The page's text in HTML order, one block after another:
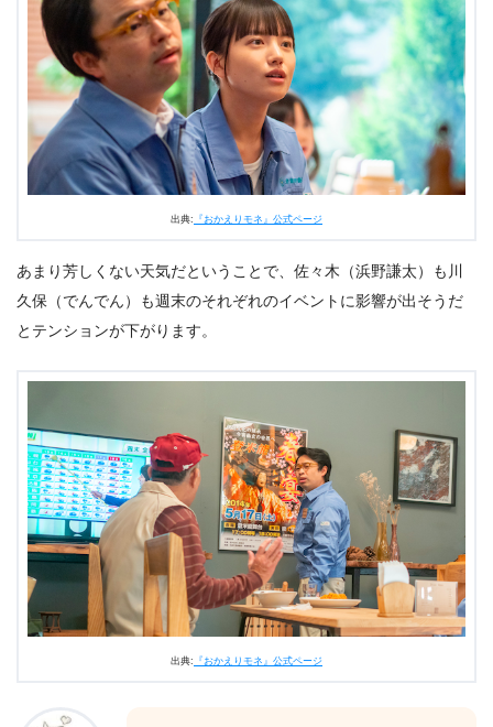
出典: 『おかえりモネ』公式ページ
あまり芳しくない天気だということで、佐々木（浜野謙太）も川
久保（でんでん）も週末のそれぞれのイベントに影響が出そうだ
とテンションが下がります。
出典: 『おかえりモネ』公式ページ